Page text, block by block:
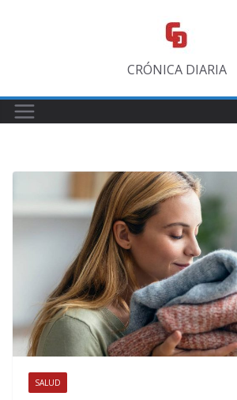
CRÓNICA DIARIA
SALUD